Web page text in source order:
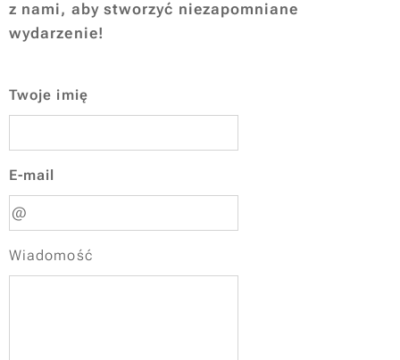
z nami, aby stworzyć niezapomniane
wydarzenie!
Twoje imię
E-mail
Wiadomość